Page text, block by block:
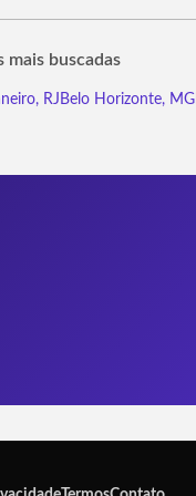
mais buscadas
RJ Belo Horizonte, MG